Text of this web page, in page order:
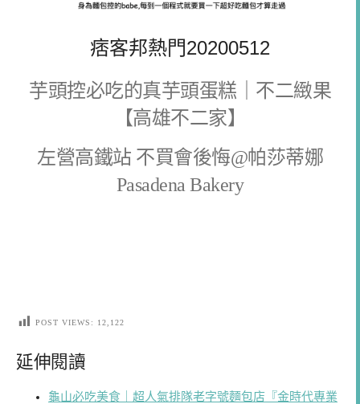
痞客邦熱門20200512
芋頭控必吃的真芋頭蛋糕｜不二緻果
【高雄不二家】
左營高鐵站 不買會後悔@帕莎蒂娜
Pasadena Bakery
POST VIEWS: 12,122
延伸閱讀
龜山必吃美食｜超人氣排隊老字號麵包店『金時代專業